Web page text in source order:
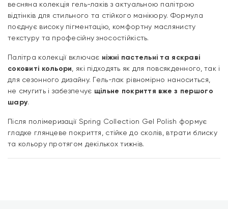
весняна колекція гель-лаків з актуальною палітрою
відтінків для стильного та стійкого манікюру. Формула
поєднує високу пігментацію, комфортну маслянисту
текстуру та професійну зносостійкість.
Палітра колекції включає ніжні пастельні та яскраві
соковиті кольори
, які підходять як для повсякденного, так і
для сезонного дизайну. Гель-лак рівномірно наноситься,
не смугить і забезпечує щільне покриття вже з першого
шару.
Після полімеризації Spring Collection Gel Polish формує
гладке глянцеве покриття, стійке до сколів, втрати блиску
та кольору протягом декількох тижнів.